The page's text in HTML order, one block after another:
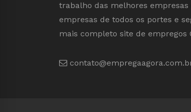
trabalho das melhores
empresas de todos os portes e
mais completo site de empregos